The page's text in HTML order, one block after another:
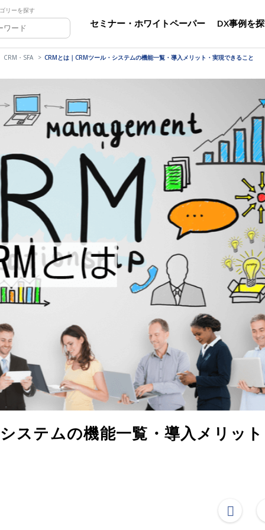
リーを探す
セミナー・ホワイトペーパー DX事例を
CRM・SFA CRMとは｜CRMツール・システムの機能一覧・導入メリット・実現できること
ステムの機能一覧・導入メリッ